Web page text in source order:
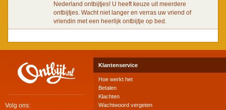
Nederland ontbijtjes! U heeft keuze uit meerdere
ontbijtjes. Wacht niet langer en verras uw vriend of
vriendin met een heerlijk ontbijtje op bed.
Volg ons:
Klantenservice
Hoe werkt het
Betalen
Klachten
Wachtwoord vergeten